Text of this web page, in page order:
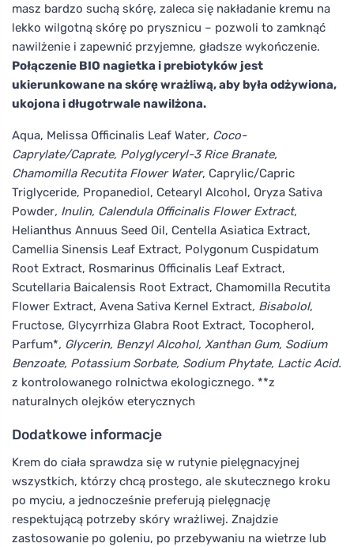
masz bardzo suchą skórę, zaleca się nakładanie kremu na
lekko wilgotną skórę po prysznicu – pozwoli to zamknąć
nawilżenie i zapewnić przyjemne, gładsze wykończenie.
Połączenie BIO nagietka i prebiotyków jest
ukierunkowane na skórę wrażliwą, aby była odżywiona,
ukojona i długotrwale nawilżona.
Aqua, Melissa Officinalis Leaf Water, Coco-
Caprylate/Caprate, Polyglyceryl-3 Rice Branate,
Chamomilla Recutita Flower Water, Caprylic/Capric
Triglyceride, Propanediol, Cetearyl Alcohol, Oryza Sativa
Powder, Inulin, Calendula Officinalis Flower Extract,
Helianthus Annuus Seed Oil, Centella Asiatica Extract,
Camellia Sinensis Leaf Extract, Polygonum Cuspidatum
Root Extract, Rosmarinus Officinalis Leaf Extract,
Scutellaria Baicalensis Root Extract, Chamomilla Recutita
Flower Extract, Avena Sativa Kernel Extract, Bisabolol,
Fructose, Glycyrrhiza Glabra Root Extract, Tocopherol,
Parfum*, Glycerin, Benzyl Alcohol, Xanthan Gum, Sodium
Benzoate, Potassium Sorbate, Sodium Phytate, Lactic Acid.
z kontrolowanego rolnictwa ekologicznego. **z
naturalnych olejków eterycznych
Dodatkowe informacje
Krem do ciała sprawdza się w rutynie pielęgnacyjnej
wszystkich, którzy chcą prostego, ale skutecznego kroku
po myciu, a jednocześnie preferują pielęgnację
respektującą potrzeby skóry wrażliwej. Znajdzie
zastosowanie po goleniu, po przebywaniu na wietrze lub